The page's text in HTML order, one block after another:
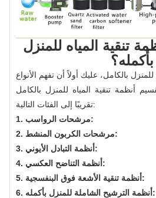
تنقية المياه للمنزل
بأكمله؟
بالكامل، عليك أولاً أن تفهم الأنواع
أنظمة تنقية المياه للمنزل بالكامل
تقريبًا إلى الفئات التالية:
1. مرشحات الرواسب:
2. مرشحات الكربون المنشط:
3. أنظمة التبادل الأيوني:
4. أنظمة التناضح العكسي:
5. أنظمة تنقية الأشعة فوق البنفسجية:
6. أنظمة الترشيح الشاملة للمنزل بأكمله: